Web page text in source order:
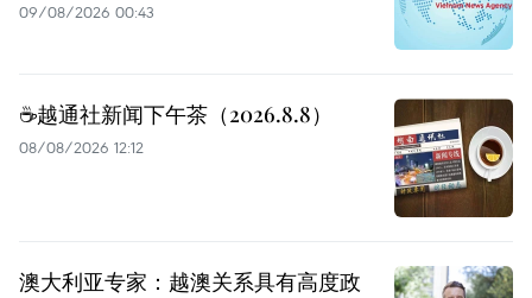
09/08/2026 00:43
☕️越通社新闻下午茶（2026.8.8）
08/08/2026 12:12
澳大利亚专家：越澳关系具有高度政